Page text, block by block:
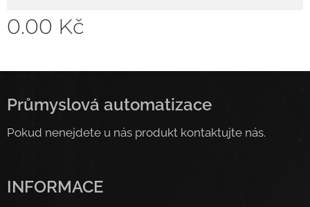
0.00 Kč
Průmyslová automatizace
Pokud nenejdete u nás produkt kontaktujte nás.
INFORMACE